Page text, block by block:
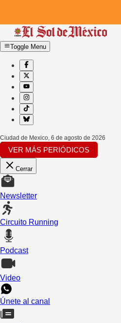
Toggle Menu
Ciudad de Mexico, 6 de agosto de 2026
VER MÁS PERIÓDICOS
Cerrar
Newsletter
Circuito Running
Podcast
Video
Únete al canal